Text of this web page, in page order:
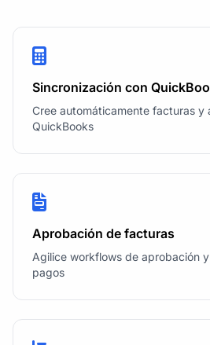
Sincronización con
Cree automáticamente facturas y
QuickBooks
Aprobación de facturas
Agilice workflows de aprobación
pagos